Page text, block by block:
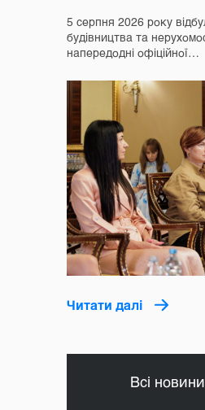
5 серпня 2026 року
будівництва та
напередодні офіційної…
Читати далі
Всі новини